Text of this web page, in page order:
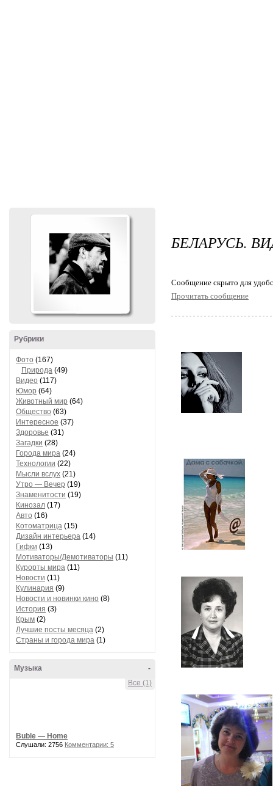
Рубрики
Фото (167)
Природа (49)
Видео (117)
Юмор (64)
Животный мир (64)
Общество (63)
Интересное (37)
Здоровье (31)
Загадки (28)
Города мира (24)
Технологии (22)
Мысли вслух (21)
Утро — Вечер (19)
Знаменитости (19)
Кинозал (17)
Авто (16)
Котоматрица (15)
Дизайн интерьера (14)
Гифки (13)
Мотиваторы/Демотиваторы (11)
Курорты мира (11)
Новости (11)
Кулинария (9)
Новости и новинки кино (8)
История (3)
Крым (2)
Лучшие посты месяца (2)
Страны и города мира (1)
-
Музыка
Все (1)
Buble — Home
Слушали: 2756 Комментарии: 5
БЕЛАРУСЬ.
Cообщение скрыто для
Прочитать сообщение